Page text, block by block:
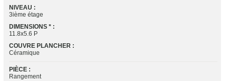
NIVEAU :
3ième étage
DIMENSIONS * :
11.8x5.6 P
COUVRE PLANCHER :
Céramique
PIÈCE :
Rangement